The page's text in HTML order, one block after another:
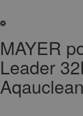
MAYER
Leader
Aqauclean